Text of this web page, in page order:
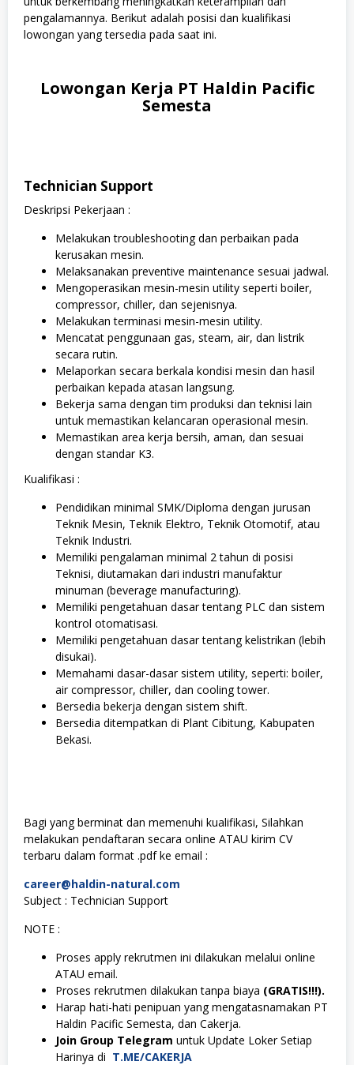
pengalamannya. Berikut adalah posisi dan kualifikasi
lowongan yang tersedia pada saat ini.
Lowongan Kerja PT Haldin Pacific
Semesta
Technician Support
Deskripsi Pekerjaan :
Melakukan troubleshooting dan perbaikan pada
kerusakan mesin.
Melaksanakan preventive maintenance sesuai jadwal.
Mengoperasikan mesin-mesin utility seperti boiler,
compressor, chiller, dan sejenisnya.
Melakukan terminasi mesin-mesin utility.
Mencatat penggunaan gas, steam, air, dan listrik
secara rutin.
Melaporkan secara berkala kondisi mesin dan hasil
perbaikan kepada atasan langsung.
Bekerja sama dengan tim produksi dan teknisi lain
untuk memastikan kelancaran operasional mesin.
Memastikan area kerja bersih, aman, dan sesuai
dengan standar K3.
Kualifikasi :
Pendidikan minimal SMK/Diploma dengan jurusan
Teknik Mesin, Teknik Elektro, Teknik Otomotif, atau
Teknik Industri.
Memiliki pengalaman minimal 2 tahun di posisi
Teknisi, diutamakan dari industri manufaktur
minuman (beverage manufacturing).
Memiliki pengetahuan dasar tentang PLC dan sistem
kontrol otomatisasi.
Memiliki pengetahuan dasar tentang kelistrikan (lebih
disukai).
Memahami dasar-dasar sistem utility, seperti: boiler,
air compressor, chiller, dan cooling tower.
Bersedia bekerja dengan sistem shift.
Bersedia ditempatkan di Plant Cibitung, Kabupaten
Bekasi.
Bagi yang berminat dan memenuhi kualifikasi, Silahkan
melakukan pendaftaran secara online ATAU kirim CV
terbaru dalam format .pdf ke email :
career@haldin-natural.com
Subject : Technician Support
NOTE :
Proses apply rekrutmen ini dilakukan melalui online
ATAU email.
Proses rekrutmen dilakukan tanpa biaya (GRATIS!!!).
Harap hati-hati penipuan yang mengatasnamakan PT
Haldin Pacific Semesta, dan Cakerja.
Join Group Telegram untuk Update Loker Setiap
Harinya di T.ME/CAKERJA